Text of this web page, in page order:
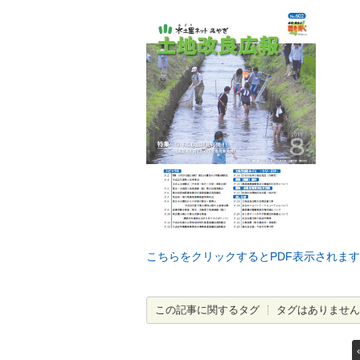
こちらをクリックするとPDF表示されます
この記事に関するタグ タグはありません